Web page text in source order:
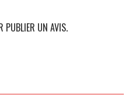
PUBLIER UN AVIS.